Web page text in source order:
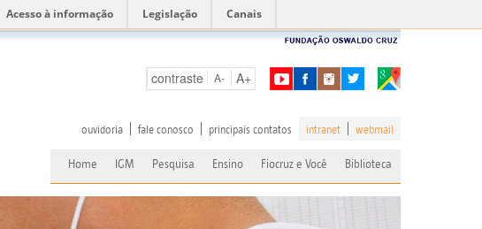
Acesso à informação Legislação Canais
contraste A- A+
ouvidoria fale conosco principais contatos intranet webmail
Home IGM Pesquisa Ensino Fiocruz e Você Biblioteca